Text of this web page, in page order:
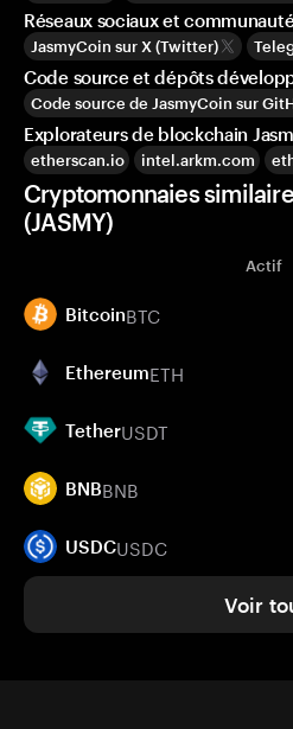
Réseaux sociaux et
JasmyCoin sur X (Twitter)
Code source et dépôts
Code source de JasmyCoin sur
Explorateurs de blockchain
etherscan.io intel.arkm.com
Cryptomonnaies
(JASMY)
Actif
BitcoinBTC
EthereumETH
TetherUSDT
BNBBNB
USDCUSDC
Voir